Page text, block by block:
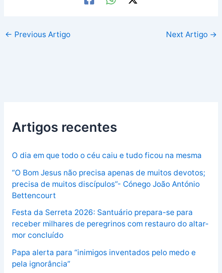
← Previous Artigo Next Artigo →
Artigos recentes
O dia em que todo o céu caiu e tudo ficou na mesma
“O Bom Jesus não precisa apenas de muitos devotos;
precisa de muitos discípulos”- Cónego João António
Bettencourt
Festa da Serreta 2026: Santuário prepara-se para
receber milhares de peregrinos com restauro do altar-
mor concluído
Papa alerta para “inimigos inventados pelo medo e
pela ignorância”